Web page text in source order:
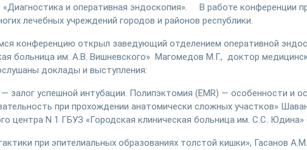
и оперативная эндоскопия».
В работе конференции
лечебных учреждений городов и районов республики.
конференцию открыл заведующий отделением оперативной
больница им. А.В. Вишневского» Магомедов М.Г., доктор
доклады и выступления:
залог успешной интубации. Полипэктомия (EMR) — особенности и
при прохождении анатомически сложных участков»
центра N 1 ГБУЗ «Городская клиническая больница им. С.С. Юдина»
при эпителиальных образованиях толстой кишки», Гасанов